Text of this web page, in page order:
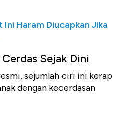
Haram Diucapkan Jika
Sejak Dini
sejumlah ciri ini kerap
dengan kecerdasan